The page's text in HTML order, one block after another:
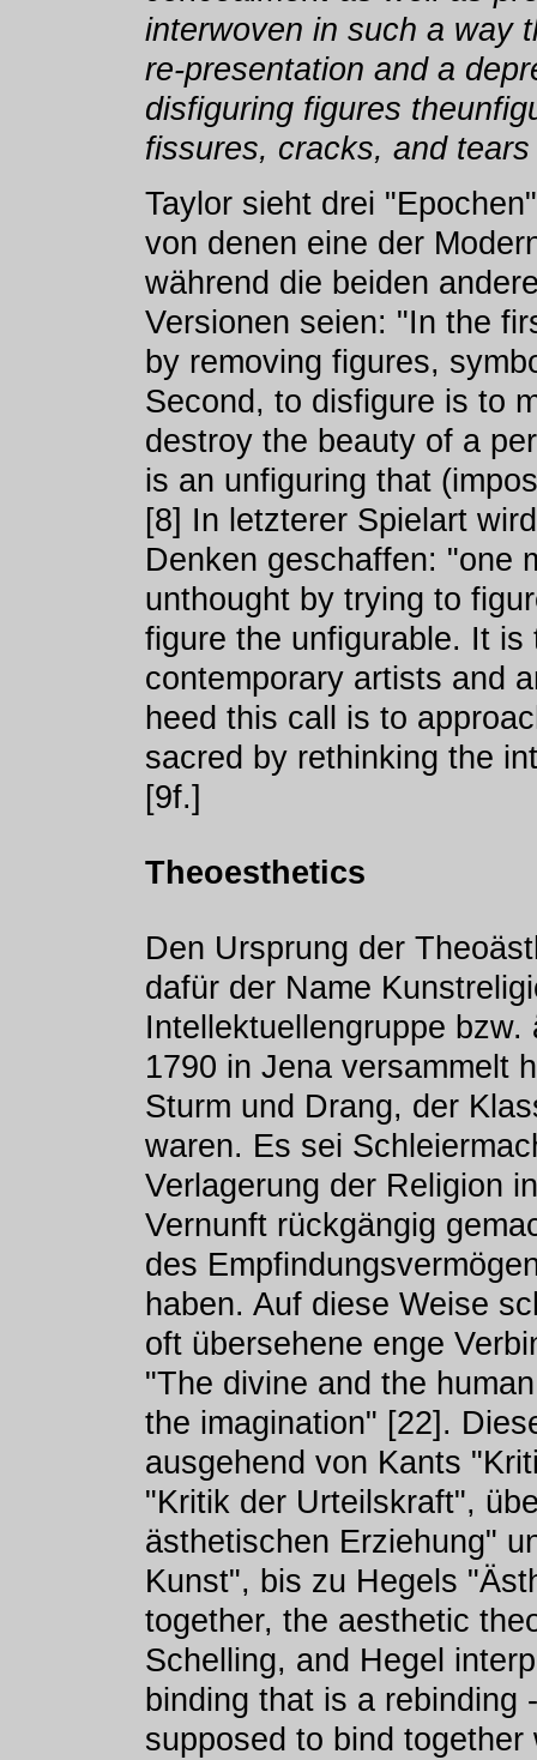
interwoven in such a way
re-presentation and a
disfiguring figures
fissures, cracks, and
Taylor sieht drei
von denen eine der
während die beiden
Versionen seien: "In the
by removing figures,
Second, to disfigure is to
destroy the beauty of a
is an unfiguring that
[8] In letzterer Spielart
Denken geschaffen: "one
unthought by trying to
figure the unfigurable. It
contemporary artists and
heed this call is to
sacred by rethinking the
[9f.]
Theoesthetics
Den Ursprung der
dafür der Name
Intellektuellengruppe
1790 in Jena versammelt
Sturm und Drang, der
waren. Es sei
Verlagerung der Religion
Vernunft rückgängig
des
haben. Auf diese Weise
oft übersehene enge
"The divine and the
the imagination" [22].
ausgehend von Kants
"Kritik der Urteilskraft",
ästhetischen Erziehung"
Kunst", bis zu Hegels
together, the aesthetic
Schelling, and Hegel
binding that is a rebinding
supposed to bind